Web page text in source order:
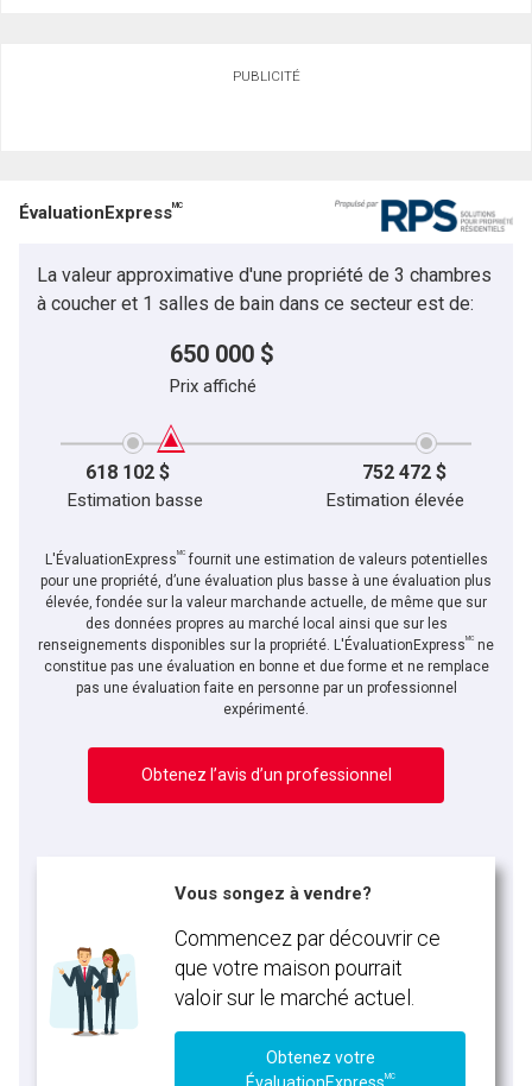
PUBLICITÉ
ÉvaluationExpressMC
La valeur approximative d'une propriété de 3 chambres
à coucher et 1 salles de bain dans ce secteur est de:
650 000 $
Prix affiché
618 102 $ 752 472 $
Estimation basse Estimation élevée
L'ÉvaluationExpressMCfournit une estimation de valeurs potentielles
pour une propriété, d’une évaluation plus basse à une évaluation plus
élevée, fondée sur la valeur marchande actuelle, de même que sur
des données propres au marché local ainsi que sur les
renseignements disponibles sur la propriété. L'ÉvaluationExpressMC ne
constitue pas une évaluation en bonne et due forme et ne remplace
pas une évaluation faite en personne par un professionnel
expérimenté.
Obtenez l’avis d’un professionnel
Vous songez à vendre?
Commencez par découvrir ce
que votre maison pourrait
valoir sur le marché actuel.
Obtenez votre
MC